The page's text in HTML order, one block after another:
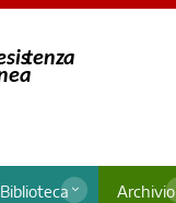
Biblioteca Archivio